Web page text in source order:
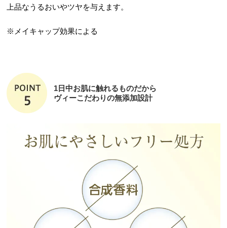
上品なうるおいやツヤを与えます。
※メイキャップ効果による
1日中お肌に触れるものだから
ヴィーこだわりの無添加設計